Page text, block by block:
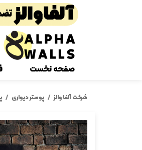
صفحه نخست
پوستر دیواری
ترمز پله و رو پله ای
شرکت آلفا والز پوستر دیواری